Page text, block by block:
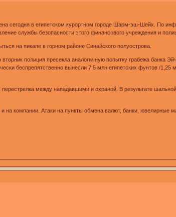
сегодня в египетском курортном городе Шарм-эш-Шейх. По
службы безопасности этого финансового учреждения и
на пикапе в горном районе Синайского полуострова.
полиция пресекла аналогичную попытку грабежа банка
беспрепятственно вынесли 7,5 млн египетских фунтов /1,25
между нападавшими и охраной. В результате
компании. Атаки на пункты обмена валют, банки, ювелирные